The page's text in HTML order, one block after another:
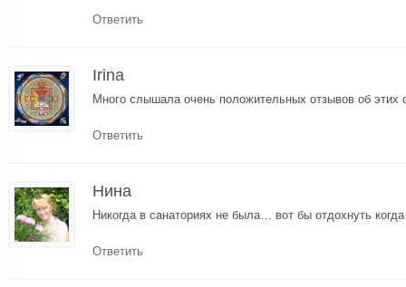
Ответить
Irina
Много слышала очень положительных отзывов об этих
Ответить
Нина
Никогда в санаториях не была… вот бы отдохнуть
Ответить